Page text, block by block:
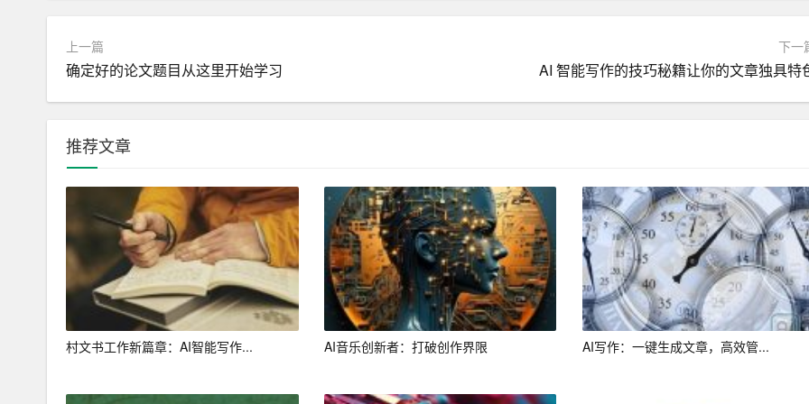
4. 利用 AI 写作工具进行素材搜集和整理。在写作过程中，我们可以利用 AI 写作工具搜集相关素材，并进行整
理。例如，利用 chat* 进行主题讨论，搜集相关观点和论据。
为了提高写作效率，我们可以将多个 AI 写作工具进行合理搭配。例如，在写作过程中，我们可以先利用 chat* 生
成文章大纲和草稿，然后利用 Grammarly 进行语法检查，最后利用 QuillBot 提炼文章摘要和改写文章内容。通
过这种方式，我们可以充分发挥各个 AI 写作工具的优势，提高写作效率。
五、注重人类智慧的融入
虽然 AI 写作工具可以帮助我们提高写作效率，但它们仍然无法完全替代人类智慧。在写作过程中，我们需要注
重人类智慧的融入，对 AI 写作工具生成的内容进行审视和修改。例如，在利用 AI 写作工具生成文章大纲后，我
们需要根据自己的实际需求和写作风格进行调整；在利用 AI 写作工具进行语法检查时，我们需要仔细审查每个
上一篇
确定好的论文题目从这里开始学习
下一
AI 智能写作的技巧秘籍让你的文章独具特
推荐文章
村文书工作新篇章：AI智能写作... AI音乐创新者：打破创作界限 AI写作：一键生成文章，高效管...